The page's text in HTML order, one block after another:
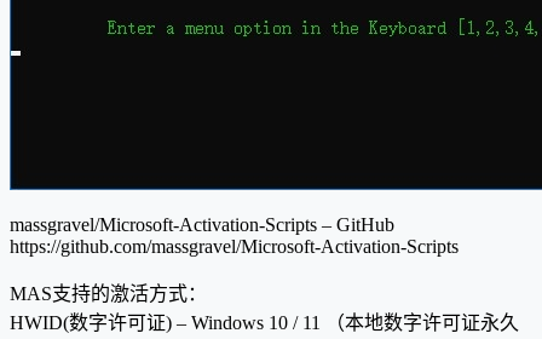
massgravel/Microsoft-Activation-Scripts – GitHub
https://github.com/massgravel/Microsoft-Activation-Scripts
MAS支持的激活方式：
HWID(数字许可证) – Windows 10 / 11 （本地数字许可证永久